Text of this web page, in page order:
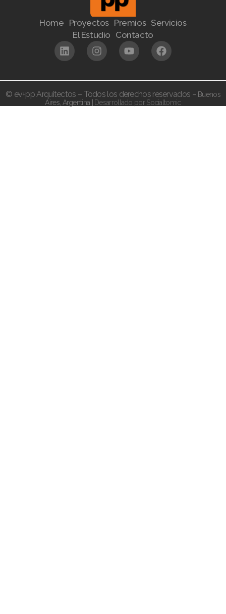
Home Proyectos Premios Servicios
El Estudio Contacto
© ev+pp Arquitectos – Todos los derechos reservados – Buenos
Aires, Argentina | Desarrollado por Socialtomic